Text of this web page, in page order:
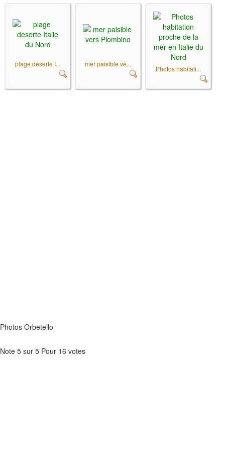
plage deserte I... mer paisible ve...
Photos habitati...
Photos Orbetello
Note 5 sur 5 Pour 16 votes